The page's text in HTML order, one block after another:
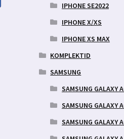
IPHONE SE2022
IPHONE X/XS
IPHONE XS MAX
KOMPLEKTID
SAMSUNG
SAMSUNG GALAXY
SAMSUNG GALAXY
SAMSUNG GALAXY